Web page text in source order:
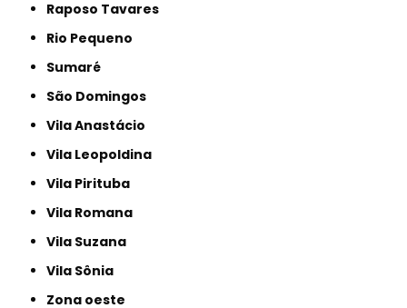
Raposo Tavares
Rio Pequeno
Sumaré
São Domingos
Vila Anastácio
Vila Leopoldina
Vila Pirituba
Vila Romana
Vila Suzana
Vila Sônia
Zona oeste